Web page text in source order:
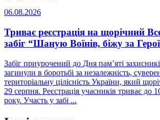
06.08.2026
Триває реєстрація на щорічний
забіг “Шаную Воїнів, біжу за
Забіг приурочений до Дня пам’яті
загинули в боротьбі за незалежність,
територіальну цілісність України, який
29 серпня. Реєстрація учасників триває до
року. Участь у забі ...